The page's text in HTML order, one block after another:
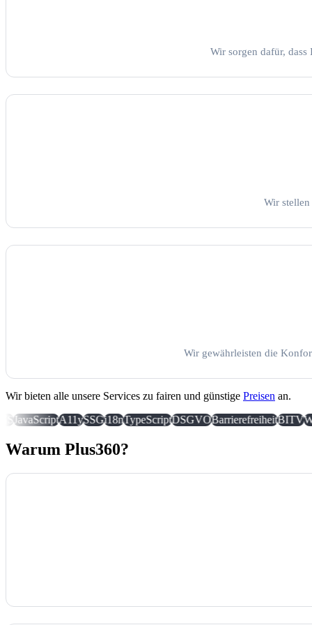
Wir sorgen dafür,
Wir stellen
Wir gewährleisten die
Wir bieten alle unsere Services zu fairen und günstige Preisen an.
JavaScriptA11ySSGi18nTypeScriptDSGVOBarrierefreiheitBITV
Warum Plus360?